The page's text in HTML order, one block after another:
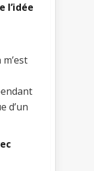
l’idée
d’un